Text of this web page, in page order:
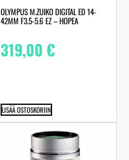
OLYMPUS M.ZUIKO DIGITAL ED 14-
42MM F3.5-5.6 EZ – HOPEA
319,00€
LISÄÄ OSTOSKORIIN